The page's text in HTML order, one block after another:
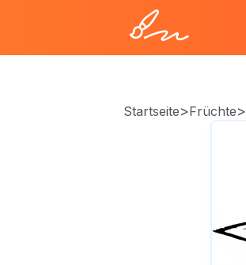
Startseite>Früchte>